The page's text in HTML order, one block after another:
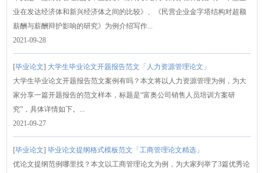
业在发达经济体和新兴经济体之间的比较》、《民营企业金字塔结构对超额
薪酬与薪酬辩护影响的研究》为例介绍写作...
2021-09-28
[毕业论文] 大学生毕业论文开题报告范文「人力资源管理论文」
大学生毕业论文开题报告范文案例有吗？本文将以人力资源管理为例，为大
家分享一篇开题报告的范文样本，标题是“富奥公司销售人员培训方案研
究”，具体详情如下。...
2021-09-27
[毕业论文]毕业论文提纲格式模板范文「工商管理论文精选」
优论文提纲范例哪里找？本文以工商管理论文为例，为大家列举了3篇优秀论